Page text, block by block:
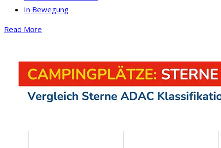
In Bewegung
Read More